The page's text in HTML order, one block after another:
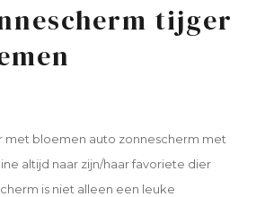
tijger
met bloemen auto zonnescherm met
altijd naar zijn/haar favoriete dier
is niet alleen een leuke